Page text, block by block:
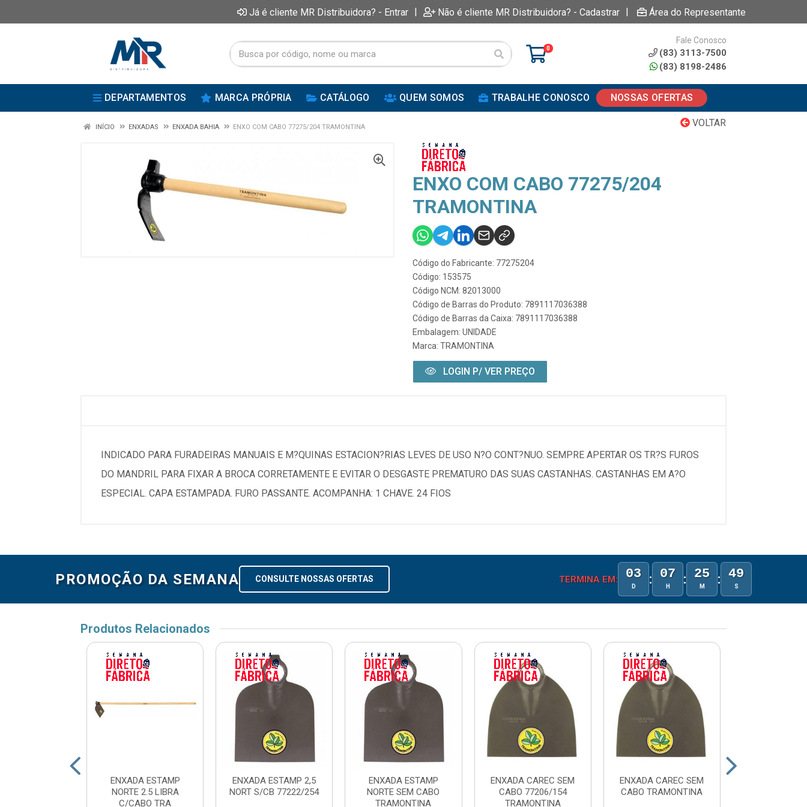
Já é cliente MR Distribuidora? - Entrar | Não é cliente MR Distribuidora? - Cadastrar | Área do Representante
0
Fale Conosco
(83) 3113-7500
(83) 8198-2486
DEPARTAMENTOS MARCA PRÓPRIA CATÁLOGO QUEM SOMOS TRABALHE CONOSCO NOSSAS OFERTAS
VOLTAR
INÍCIO ENXADAS ENXADA BAHIA ENXO COM CABO 77275/204 TRAMONTINA
ENXO COM CABO 77275/204
TRAMONTINA
Código do Fabricante: 77275204
Código: 153575
Código NCM: 82013000
Código de Barras do Produto: 7891117036388
Código de Barras da Caixa: 7891117036388
Embalagem: UNIDADE
Marca: TRAMONTINA
LOGIN P/ VER PREÇO
INDICADO PARA FURADEIRAS MANUAIS E M?QUINAS ESTACION?RIAS LEVES DE USO N?O CONT?NUO. SEMPRE APERTAR OS TR?S FUROS
DO MANDRIL PARA FIXAR A BROCA CORRETAMENTE E EVITAR O DESGASTE PREMATURO DAS SUAS CASTANHAS. CASTANHAS EM A?O
ESPECIAL. CAPA ESTAMPADA. FURO PASSANTE. ACOMPANHA: 1 CHAVE. 24 FIOS
PROMOÇÃO DA SEMANA CONSULTE NOSSAS OFERTAS TERMINA EM: 03
D : 07
H : 25
M : 49
S
Produtos Relacionados
ENXADA ESTAMP
NORTE 2.5 LIBRA
C/CABO TRA
ENXADA ESTAMP 2,5
NORT S/CB 77222/254
ENXADA ESTAMP
NORTE SEM CABO
TRAMONTINA
ENXADA CAREC SEM
CABO 77206/154
TRAMONTINA
ENXADA CAREC SEM
CABO TRAMONTINA